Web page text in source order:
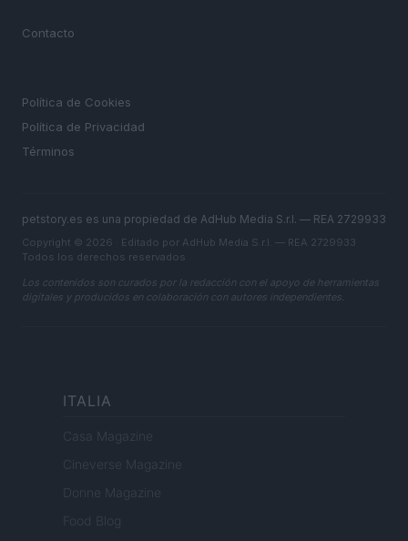
Contacto
Política de Cookies
Política de Privacidad
Términos
petstory.es es una propiedad de AdHub Media S.r.l. — REA 2729933
Copyright © 2026 · Editado por AdHub Media S.r.l. — REA 2729933
Todos los derechos reservados
Los contenidos son curados por la redacción con el apoyo de herramientas
digitales y producidos en colaboración con autores independientes.
ITALIA
Casa Magazine
Cineverse Magazine
Donne Magazine
Food Blog